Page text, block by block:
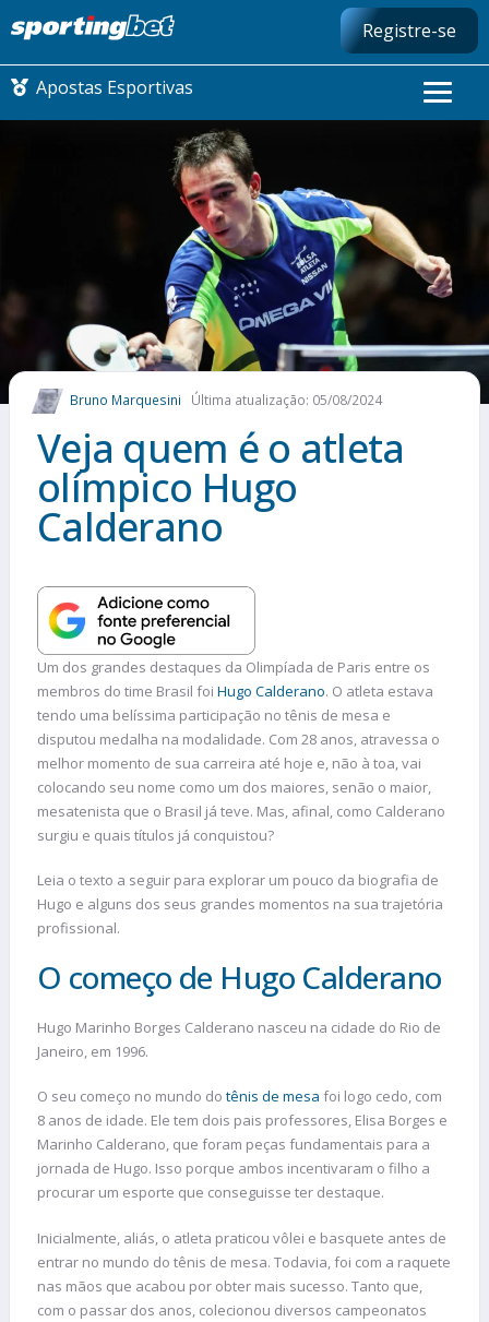
Registre-se
Apostas Esportivas
CONMEBOL LIBERTADORES
FUTEBOL NACIONAL
FUTEBOL INTERNACIONAL
COMO APOSTAR
MAIS ESPORTES
Bruno Marquesini Última atualização: 05/08/2024
Veja quem é o atleta
olímpico Hugo
Calderano
Um dos grandes destaques da Olimpíada de Paris entre os
membros do time Brasil foi Hugo Calderano. O atleta estava
tendo uma belíssima participação no tênis de mesa e
disputou medalha na modalidade. Com 28 anos, atravessa o
melhor momento de sua carreira até hoje e, não à toa, vai
colocando seu nome como um dos maiores, senão o maior,
mesatenista que o Brasil já teve. Mas, afinal, como Calderano
surgiu e quais títulos já conquistou?
Leia o texto a seguir para explorar um pouco da biografia de
Hugo e alguns dos seus grandes momentos na sua trajetória
profissional.
O começo de Hugo Calderano
Hugo Marinho Borges Calderano nasceu na cidade do Rio de
Janeiro, em 1996.
O seu começo no mundo do tênis de mesa foi logo cedo, com
8 anos de idade. Ele tem dois pais professores, Elisa Borges e
Marinho Calderano, que foram peças fundamentais para a
jornada de Hugo. Isso porque ambos incentivaram o filho a
procurar um esporte que conseguisse ter destaque.
Inicialmente, aliás, o atleta praticou vôlei e basquete antes de
entrar no mundo do tênis de mesa. Todavia, foi com a raquete
nas mãos que acabou por obter mais sucesso. Tanto que,
com o passar dos anos, colecionou diversos campeonatos